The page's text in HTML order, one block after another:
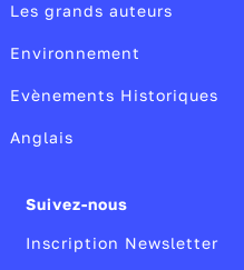
Les grands auteurs
Environnement
Evènements Historiques
Anglais
Suivez-nous
Inscription Newsletter